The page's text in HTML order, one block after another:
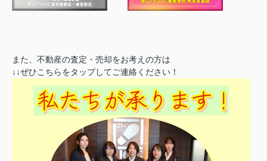
また、不動産の査定・売却をお考えの方は
↓↓ぜひこちらをタップしてご連絡ください！